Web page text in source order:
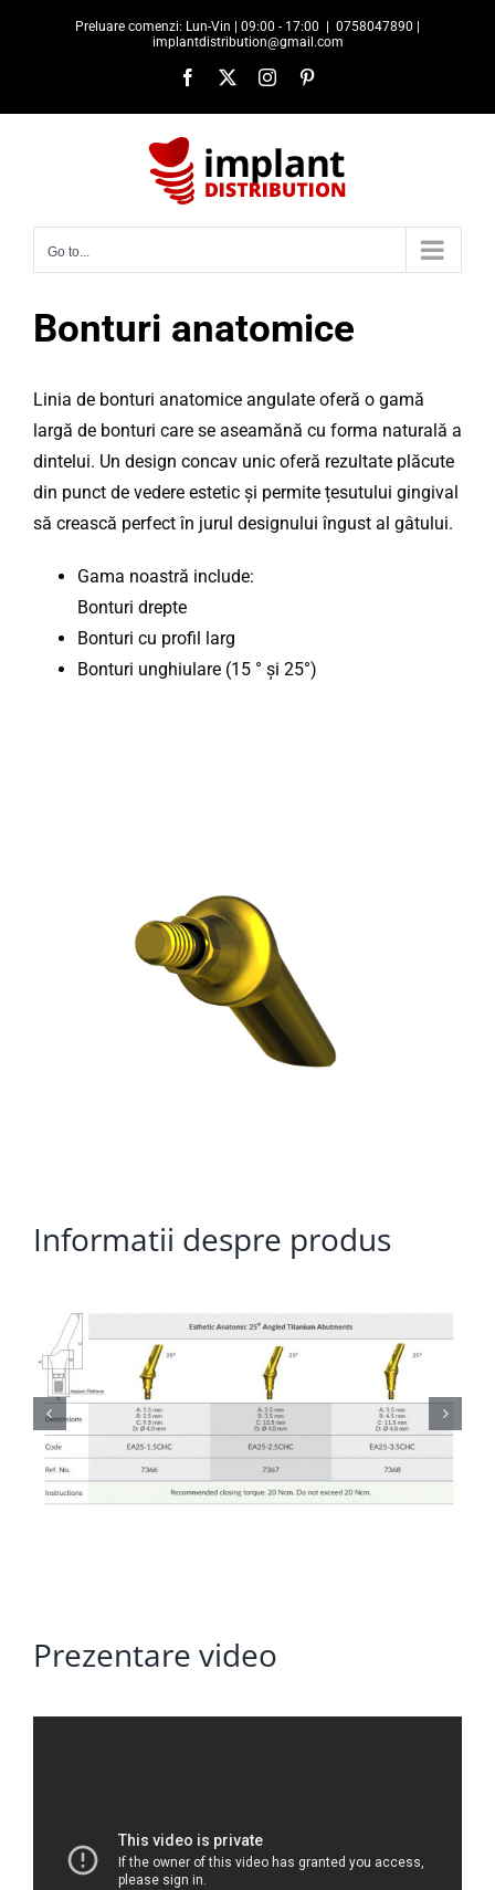
Preluare comenzi: Lun-Vin | 09:00 - 17:00
0758047890 |
implantdistribution@gmail.com
Facebook Instagram
Go to...
Bonturi anatomice
Linia de bonturi anatomice angulate oferă o gamă
largă de bonturi care se aseamănă cu forma naturală a
dintelui. Un design concav unic oferă rezultate plăcute
din punct de vedere estetic și permite țesutului gingival
să crească perfect în jurul designului îngust al gâtului.
Gama noastră include:
Bonturi drepte
Bonturi cu profil larg
Bonturi unghiulare (15 ° și 25°)
Informatii despre produs
Prezentare video